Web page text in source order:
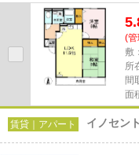
をカードでお支払いいただけま...
(
敷
所
間
面
賃貸｜アパート イノセン